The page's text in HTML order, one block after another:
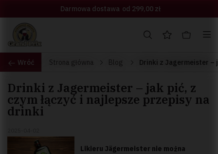
Darmowa dostawa od 299,00 zł
Wróć Strona główna Blog Drinki z Jagermeister –
Drinki z Jagermeister – jak pić, z
czym łączyć i najlepsze przepisy na
drinki
Likieru Jägermeister nie można